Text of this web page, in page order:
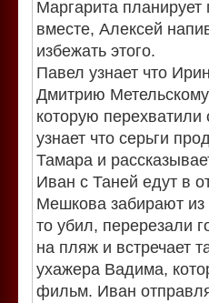
Маргарита планирует
вместе, Алексей
избежать этого.
Павел узнает что
Дмитрию Метельскому
которую перехватили
узнает что серьги
Тамара и
Иван с Таней едут в
Мешкова забирают из
то убил, перерезали
на пляж и встречает
ухажера Вадима,
фильм. Иван